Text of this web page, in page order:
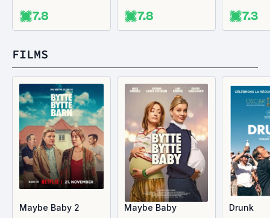
7.8 7.8 7.3
FILMS
Maybe Baby 2 Maybe Baby Drunk